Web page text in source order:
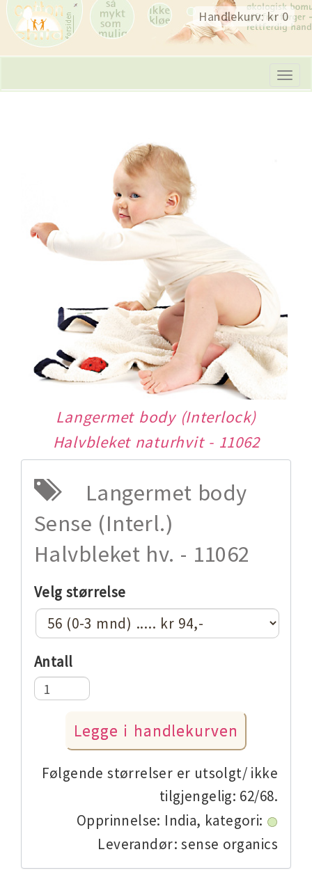
Skip
navigation
Handlekurv: kr 0
Langermet body (Interlock)
Halvbleket naturhvit - 11062
Langermet body
Sense (Interl.)
Halvbleket hv. - 11062
Velg størrelse
Antall
Følgende størrelser er utsolgt/ ikke
tilgjengelig: 62/68.
Opprinnelse: India, kategori:
Leverandør: sense organics